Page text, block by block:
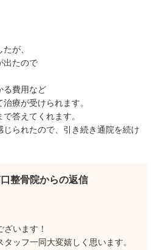
が、
出たので
る費用など
療が受けられます。
答えてくれます。
じられたので、引き続き通院を続け
整骨院からの返信
います！
ッフ一同大変嬉しく思います。